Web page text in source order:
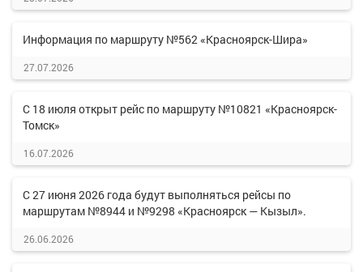
Информация по маршруту №562 «Красноярск-Шира»
27.07.2026
С 18 июля открыт рейс по маршруту №10821 «Красноярск-
Томск»
16.07.2026
С 27 июня 2026 года будут выполняться рейсы по
маршрутам №8944 и №9298 «Красноярск — Кызыл».
26.06.2026